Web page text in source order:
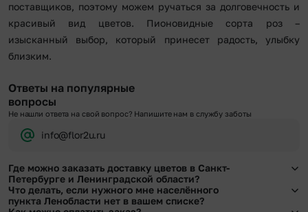
поставщиков, поэтому можем ручаться за долговечность и
красивый вид цветов. Пионовидные сорта роз –
изысканный выбор, который принесет радость, улыбку
близким.
Ответы на популярные
вопросы
Не нашли ответа на свой вопрос? Напишите нам в службу заботы
info@flor2u.ru
Где можно заказать доставку цветов в Санкт-
Петербурге и Ленинградской области?
Оформить доставку цветов можно в нашем приложении, на сайте flor2u.ru, по
телефону горячей линии или в чате.
Что делать, если нужного мне населённого
пункта Ленобласти нет в вашем списке?